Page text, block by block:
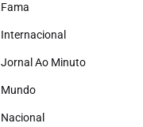
Fama
Internacional
Jornal Ao Minuto
Mundo
Nacional